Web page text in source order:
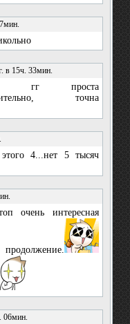
в 15ч. 33мин.
гг проста
точна
4...нет 5 тысяч
очень интересная
06мин.